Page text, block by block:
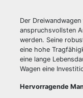
Der
anspruchsvollsten
werden. Seine
eine hohe
eine lange
Wagen eine
Hervorragende